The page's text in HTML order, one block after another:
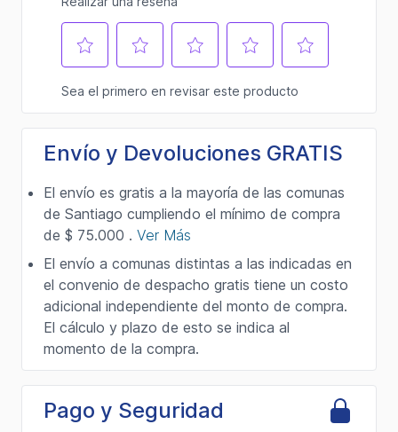
Envío y Devoluciones GRATIS
El envío es gratis a la mayoría de las comunas
de Santiago cumpliendo el mínimo de compra
de $ 75.000 . Ver Más
El envío a comunas distintas a las indicadas en
el convenio de despacho gratis tiene un costo
adicional independiente del monto de compra.
El cálculo y plazo de esto se indica al
momento de la compra.
Pago y Seguridad